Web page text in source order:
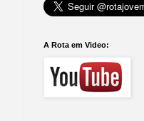
A Rota em Video: